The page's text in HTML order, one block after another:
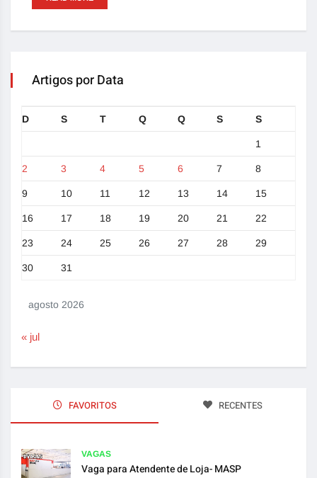
Artigos por Data
agosto 2026
D S T Q Q S S
1
2 3 4 5 6 7 8
9 10 11 12 13 14 15
16 17 18 19 20 21 22
23 24 25 26 27 28 29
30 31
« jul
FAVORITOS RECENTES
VAGAS
Vaga para Atendente de Loja- MASP